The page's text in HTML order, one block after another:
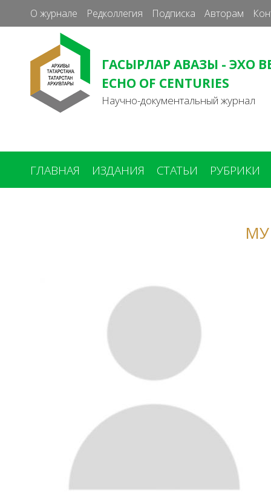
О журнале Редколлегия Подписка Авторам
ГАСЫРЛАР АВАЗЫ - ЭХО
ECHO OF CENTURIES
Научно-документальный журнал
ГЛАВНАЯ ИЗДАНИЯ СТАТЬИ РУБРИКИ